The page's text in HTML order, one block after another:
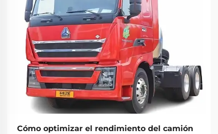
Cómo optimizar el rendimiento del camión